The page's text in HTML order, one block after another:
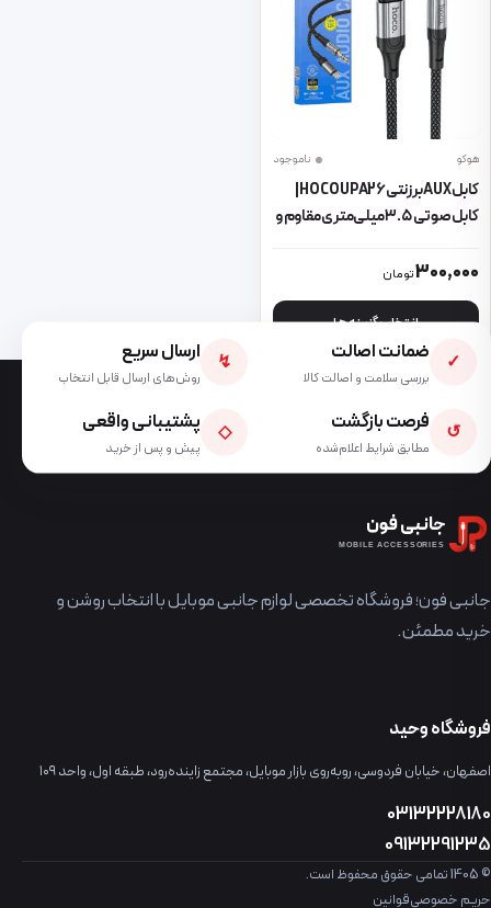
هوکو ناموجود
کابل صوتی ۳.۵ میلی‌متری مقاوم و
300,000تومان
انتخاب گزینه ها
این محصول دارای انواع مختلفی می باشد. گزینه ها ممکن است در
✓ ضمانت اصالت
بررسی سلامت و اصالت کالا
↯ ارسال سریع
روش‌های ارسال قابل انتخاب
↺ فرصت بازگشت
مطابق شرایط اعلام‌شده
◇ پشتیبانی واقعی
پیش و پس از خرید
جانبی فون
MOBILE ACCESSORIES
جانبی فون؛ فروشگاه تخصصی لوازم جانبی موبایل با انتخاب روشن و
خرید مطمئن.
فروشگاه وحید
اصفهان، خیابان فردوسی، روبه‌روی بازار موبایل، مجتمع زاینده‌رود، طبقه اول، واحد ۱۰۹
03132228180
09132291235
© 1405 تمامی حقوق محفوظ است.
حریم خصوصیقوانین